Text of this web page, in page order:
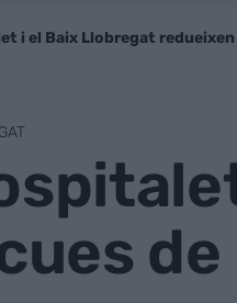
i el Baix Llobregat